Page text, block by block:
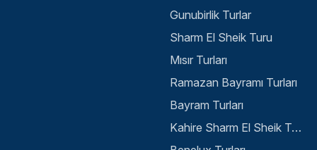
Gunubirlik Turlar
Sharm El Sheik Turu
Mısır Turları
Ramazan Bayramı Turları
Bayram Turları
Kahire Sharm El Sheik Turu